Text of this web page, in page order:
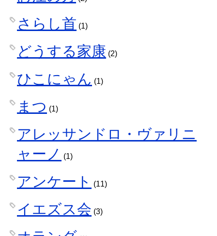
さらし首 (1)
どうする家康 (2)
ひこにゃん (1)
まつ (1)
アレッサンドロ・ヴァリニ
ャーノ
(1)
アンケート (11)
イエズス会 (3)